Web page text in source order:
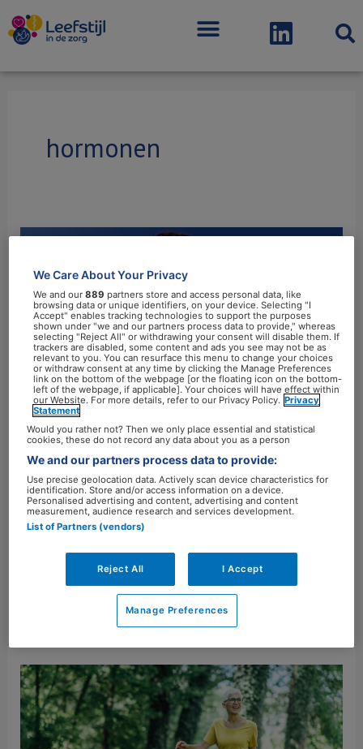
Menu
hormonen
Is ADHD een slaapstoornis?
Laat een reactie achter /GGZ/marjoleinstreur
ADHD, hormoonklachten, hart- en vaatziekten en
slaapstoornissen blijken sterk met elkaar samen te
hangen. Hoe sterk die band is, wordt langzaamaan
steeds duidelijker. Slaap is een van de linking pins
hierin. Hoe dit precies zit, dat is onderwerp van de
onderzoeken van Sandra Kooij, psychiater en
tussen slaap […]
Is
een
slaapstoornis?
‘Je
kunt
vrouwen
niet
We Care About Your Privacy
We and our889 partners store and access personal data, like
browsing data or unique identifiers, on your device. Selecting "I
Accept" enables tracking technologies to support the purposes
shown under "we and our partners process data to provide," whereas
selecting "Reject All" or withdrawing your consent will disable them. If
trackers are disabled, some content and ads you see may not be as
relevant to you. You can resurface this menu to change your choices
or withdraw consent at any time by clicking the Manage Preferences
link on the bottom of the webpage [or the floating icon on the bottom-
left of the webpage, if applicable]. Your choices will have effect within
our Website. For more details, refer to our Privacy Policy. Privacy
Statement
Would you rather not? Then we only place essential and statistical
cookies, these do not record any data about you as a person
We and our partners process data to provide:
Use precise geolocation data. Actively scan device characteristics for
identification. Store and/or access information on a device.
Personalised advertising and content, advertising and content
measurement, audience research and services development.
List of Partners (vendors)
Reject All I Accept
Manage Preferences